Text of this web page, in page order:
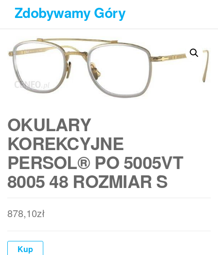
Przejdź
treści
Zdobywamy Góry
OKULARY
KOREKCYJNE
PERSOL® PO 5005VT
8005 48 ROZMIAR S
878,10zł
Kup